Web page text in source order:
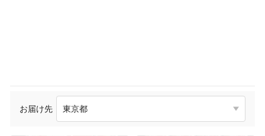
お届け先